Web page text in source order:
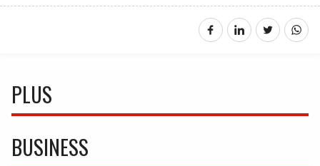
PLUS
BUSINESS